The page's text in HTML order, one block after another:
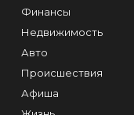
Финансы
Недвижимость
Авто
Происшествия
Афиша